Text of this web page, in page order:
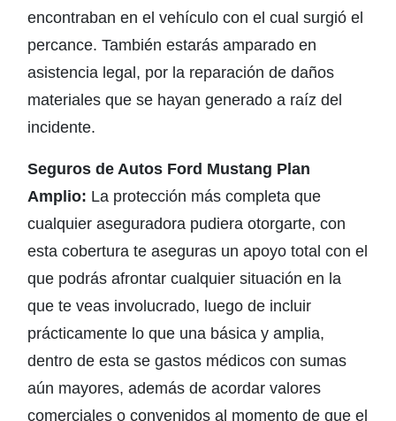
encontraban en el vehículo con el cual surgió el
percance. También estarás amparado en
asistencia legal, por la reparación de daños
materiales que se hayan generado a raíz del
incidente.
Seguros de Autos Ford Mustang Plan
Amplio: La protección más completa que
cualquier aseguradora pudiera otorgarte, con
esta cobertura te aseguras un apoyo total con el
que podrás afrontar cualquier situación en la
que te veas involucrado, luego de incluir
prácticamente lo que una básica y amplia,
dentro de esta se gastos médicos con sumas
aún mayores, además de acordar valores
comerciales o convenidos al momento de que el